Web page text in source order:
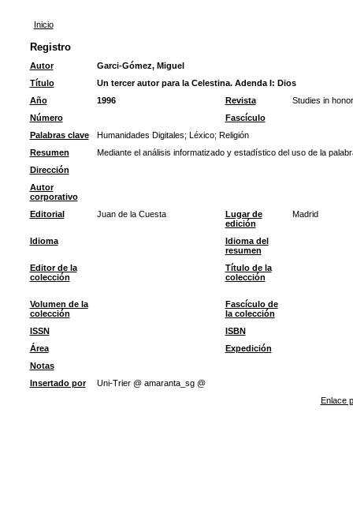
Inicio
Registro
Autor
Garci-Gómez, Miguel
Título
Un tercer autor para la Celestina. Adenda I: Dios
Año
1996 Revista
Studies in
Número
Fascículo
Palabras clave
Humanidades Digitales; Léxico; Religión
Resumen
Mediante el análisis informatizado y estadístico del uso de la
Dirección
Autor
corporativo
Editorial
Juan de la Cuesta
Lugar de
edición
Madrid
Idioma
Idioma del
resumen
Editor de la
colección
Título de la
colección
Volumen de la
colección
Fascículo de
la colección
ISSN
ISBN
Área
Expedición
Notas
Insertado por
Uni-Trier @ amaranta_sg @
Enlace